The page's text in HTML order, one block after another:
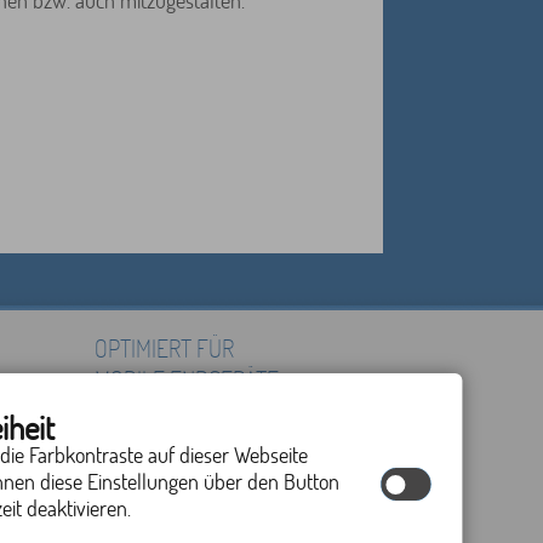
OPTIMIERT FÜR
MOBILE ENDGERÄTE
Farbkontraste auf dieser Webseite
diese Einstellungen über den Button
deaktivieren.